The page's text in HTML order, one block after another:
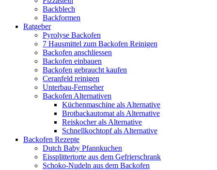
Backblech
Backformen
Ratgeber
Pyrolyse Backofen
7 Hausmittel zum Backofen Reinigen
Backofen anschliessen
Backofen einbauen
Backofen gebraucht kaufen
Ceranfeld reinigen
Unterbau-Fernseher
Backofen Alternativen
Küchenmaschine als Alternative
Brotbackautomat als Alternative
Reiskocher als Alternative
Schnellkochtopf als Alternative
Backofen Rezepte
Dutch Baby Pfannkuchen
Eissplittertorte aus dem Gefrierschrank
Schoko-Nudeln aus dem Backofen